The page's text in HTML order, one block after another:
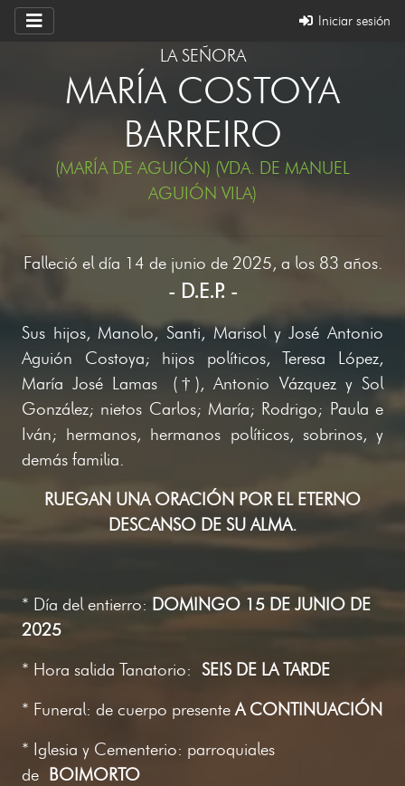
Iniciar sesión
LA SEÑORA
MARÍA COSTOYA
BARREIRO
(MARÍA DE AGUIÓN) (VDA. DE MANUEL
AGUIÓN VILA)
Falleció el día 14 de junio de 2025, a los 83 años.
- D.E.P. -
Sus hijos, Manolo, Santi, Marisol y José Antonio
Aguión Costoya; hijos políticos, Teresa López,
María José Lamas (†), Antonio Vázquez y Sol
González; nietos Carlos; María; Rodrigo; Paula e
Iván; hermanos, hermanos políticos, sobrinos, y
demás familia.
RUEGAN UNA ORACIÓN POR EL ETERNO
DESCANSO DE SU ALMA.
* Día del entierro: DOMINGO 15 DE JUNIO DE
2025
* Hora salida Tanatorio: SEIS DE LA TARDE
* Funeral: de cuerpo presenteA CONTINUACIÓN
* Iglesia y Cementerio: parroquiales
de BOIMORTO